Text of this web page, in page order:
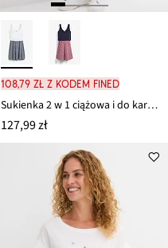
108,79 zł z kodem FINED
Sukienka 2 w 1 ciążowa i do karmienia piersią, z dżerseju z bawełny organicznej
127,99 zł